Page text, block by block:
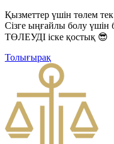
Қызметтер үшін төлем
Сізге ыңғайлы болу
ТӨЛЕУДІ іске қостық 😎
Толығырақ